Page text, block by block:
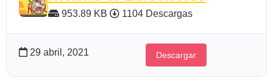
953.89 KB 1104 Descargas
29 abril, 2021 Descargar